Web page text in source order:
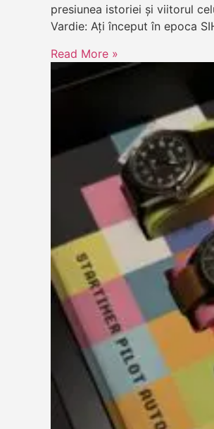
presiunea istoriei și viitorul
Vardie: Ați început în epoca
Read More »